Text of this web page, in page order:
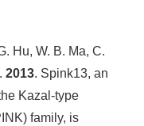
Hu, W. B. Ma, C.
.2013. Spink13, an
Kazal-type
family, is